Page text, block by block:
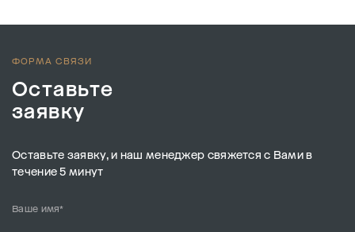
ФОРМА СВЯЗИ
Оставьте
заявку
Оставьте заявку, и наш менеджер свяжется с Вами в
течение 5 минут
Ваше имя*